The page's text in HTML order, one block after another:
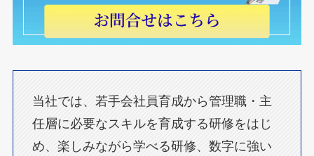
当社では、若手会社員育成から管理職・主
任層に必要なスキルを育成する研修をはじ
め、楽しみながら学べる研修、数字に強い